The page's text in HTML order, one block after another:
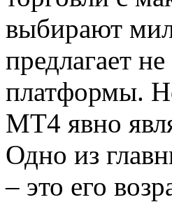
выбирают
предлагает
платформы.
MT4 явно
Одно из
– это его